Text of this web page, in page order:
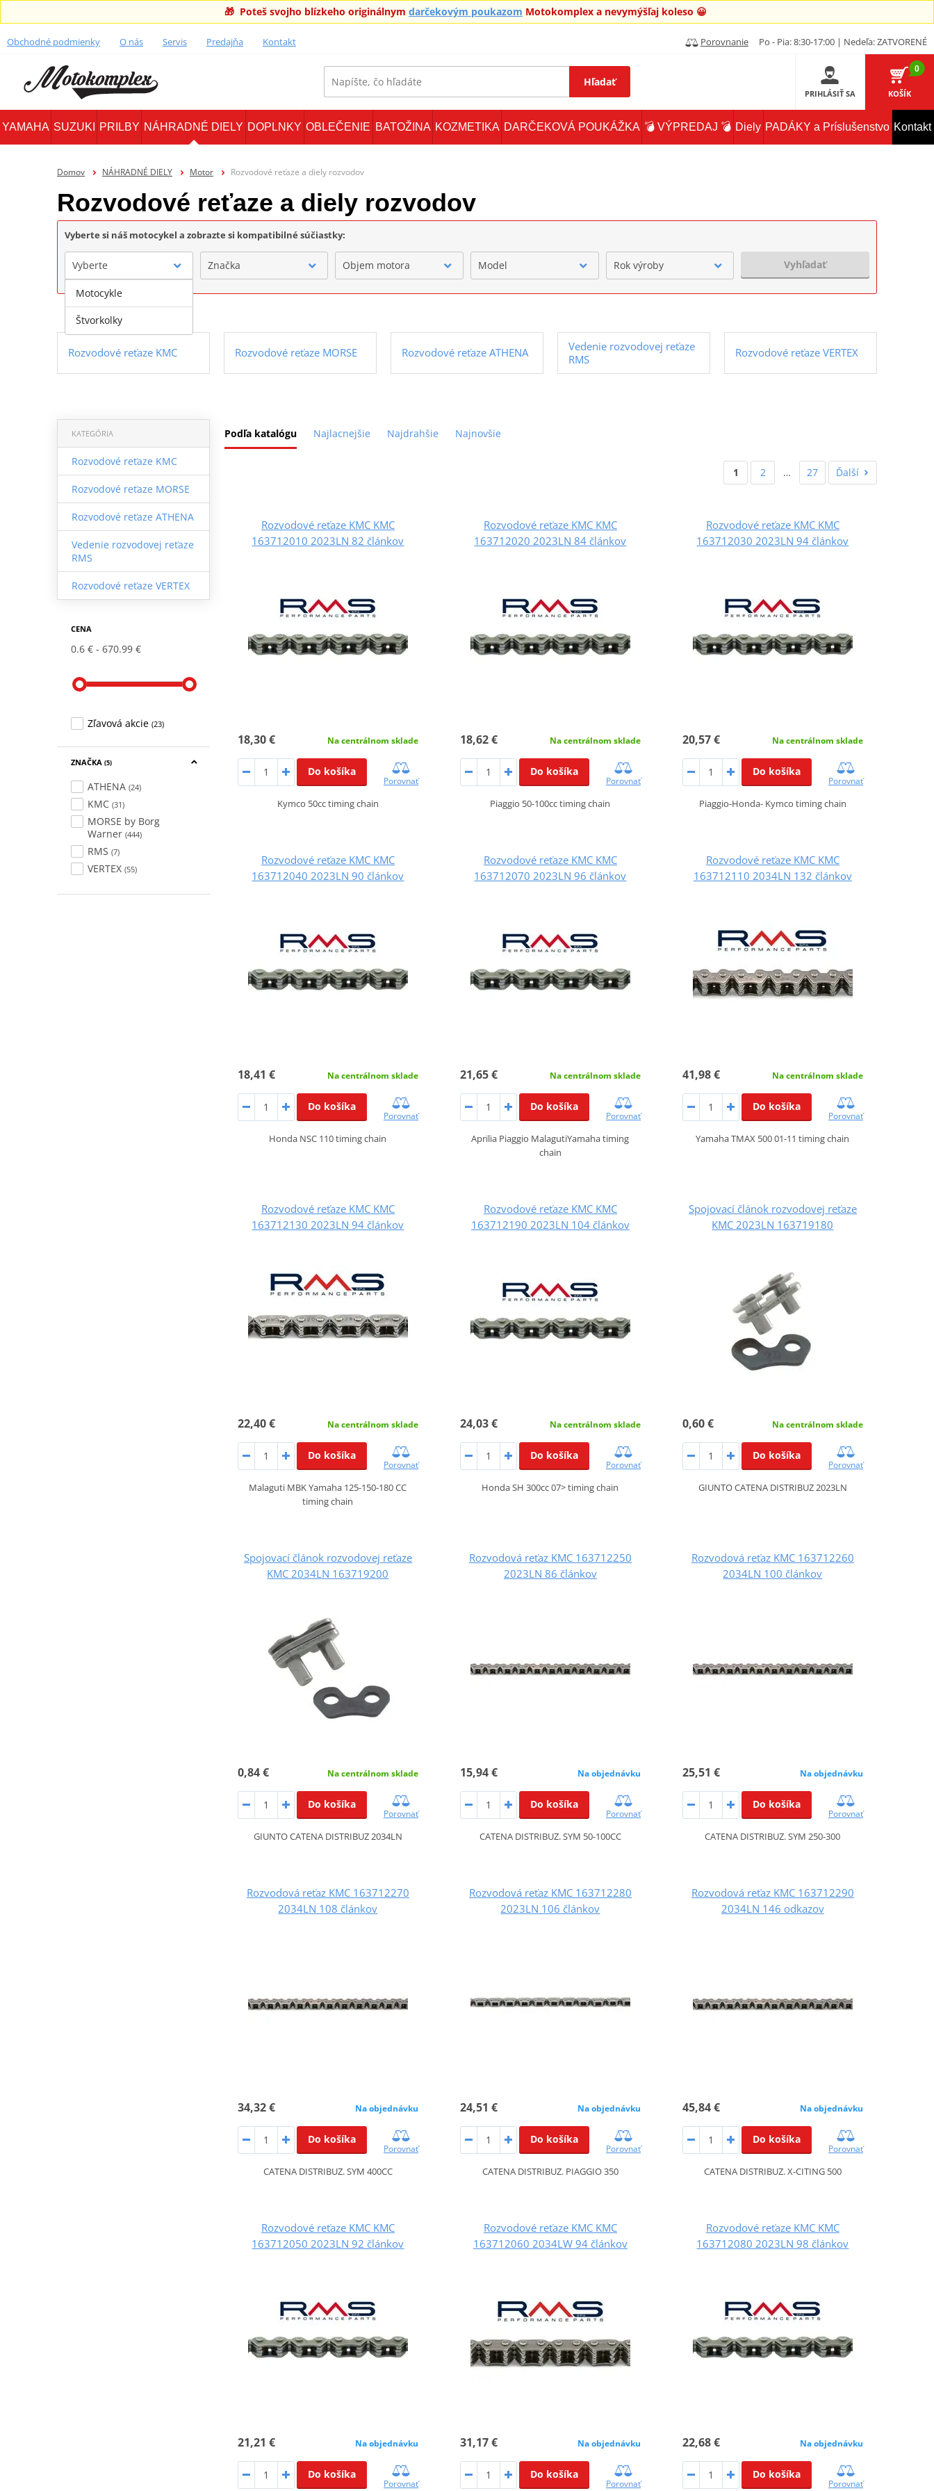
🎁 Poteš svojho blízkeho originálnym darčekovým poukazom Motokomplex a nevymýšľaj koleso 😀
Obchodné podmienky O nás Servis Predajňa Kontakt Porovnanie Po - Pia: 8:30-17:00 | Nedeľa: ZATVORENÉ
Hľadať
PRIHLÁSIŤ SA
0
KOŠÍK
YAMAHA SUZUKI PRILBY NÁHRADNÉ DIELY DOPLNKY OBLEČENIE BATOŽINA KOZMETIKA DARČEKOVÁ POUKÁŽKA 💣 VÝPREDAJ 💣 Diely PADÁKY a Príslušenstvo Kontakt
Domov NÁHRADNÉ DIELY Motor Rozvodové reťaze a diely rozvodov
Rozvodové reťaze a diely rozvodov
Vyberte si náš motocykel a zobrazte si kompatibilné súčiastky:
Vyberte Značka Objem motora Model Rok výroby Vyhľadať
Rozvodové reťaze KMC Rozvodové reťaze MORSE Rozvodové reťaze ATHENA
Vedenie rozvodovej reťaze
RMS
Rozvodové reťaze VERTEX
Podľa katalógu Najlacnejšie Najdrahšie Najnovšie
KATEGÓRIA
Rozvodové reťaze KMC
Rozvodové reťaze MORSE
Rozvodové reťaze ATHENA
Vedenie rozvodovej reťaze
RMS
Rozvodové reťaze VERTEX
CENA
0.6 € 670.99 €
Zľavová akcie (23)
ZNAČKA (5)
ATHENA (24)
KMC (31)
MORSE by Borg
Warner (444)
RMS (7)
VERTEX (55)
1 2 … 27 Ďalší
Rozvodové reťaze KMC KMC
163712010 2023LN 82 článkov
18,30 € Na centrálnom sklade
Do košíka
Porovnať
Kymco 50cc timing chain
Rozvodové reťaze KMC KMC
163712020 2023LN 84 článkov
18,62 € Na centrálnom sklade
Do košíka
Porovnať
Piaggio 50-100cc timing chain
Rozvodové reťaze KMC KMC
163712030 2023LN 94 článkov
20,57 € Na centrálnom sklade
Do košíka
Porovnať
Piaggio-Honda- Kymco timing chain
Rozvodové reťaze KMC KMC
163712040 2023LN 90 článkov
18,41 € Na centrálnom sklade
Do košíka
Porovnať
Honda NSC 110 timing chain
Rozvodové reťaze KMC KMC
163712070 2023LN 96 článkov
21,65 € Na centrálnom sklade
Do košíka
Porovnať
Aprilia Piaggio MalagutiYamaha timing
chain
Rozvodové reťaze KMC KMC
163712110 2034LN 132 článkov
41,98 € Na centrálnom sklade
Do košíka
Porovnať
Yamaha TMAX 500 01-11 timing chain
Rozvodové reťaze KMC KMC
163712130 2023LN 94 článkov
22,40 € Na centrálnom sklade
Do košíka
Porovnať
Malaguti MBK Yamaha 125-150-180 CC
timing chain
Rozvodové reťaze KMC KMC
163712190 2023LN 104 článkov
24,03 € Na centrálnom sklade
Do košíka
Porovnať
Honda SH 300cc 07> timing chain
Spojovací článok rozvodovej reťaze
KMC 2023LN 163719180
0,60 € Na centrálnom sklade
Do košíka
Porovnať
GIUNTO CATENA DISTRIBUZ 2023LN
Spojovací článok rozvodovej reťaze
KMC 2034LN 163719200
0,84 € Na centrálnom sklade
Do košíka
Porovnať
GIUNTO CATENA DISTRIBUZ 2034LN
Rozvodová reťaz KMC 163712250
2023LN 86 článkov
15,94 € Na objednávku
Do košíka
Porovnať
CATENA DISTRIBUZ. SYM 50-100CC
Rozvodová reťaz KMC 163712260
2034LN 100 článkov
25,51 € Na objednávku
Do košíka
Porovnať
CATENA DISTRIBUZ. SYM 250-300
Rozvodová reťaz KMC 163712270
2034LN 108 článkov
34,32 € Na objednávku
Do košíka
Porovnať
CATENA DISTRIBUZ. SYM 400CC
Rozvodová reťaz KMC 163712280
2023LN 106 článkov
24,51 € Na objednávku
Do košíka
Porovnať
CATENA DISTRIBUZ. PIAGGIO 350
Rozvodová reťaz KMC 163712290
2034LN 146 odkazov
45,84 € Na objednávku
Do košíka
Porovnať
CATENA DISTRIBUZ. X-CITING 500
Rozvodové reťaze KMC KMC
163712050 2023LN 92 článkov
21,21 € Na objednávku
Do košíka
Porovnať
Rozvodové reťaze KMC KMC
163712060 2034LW 94 článkov
31,17 € Na objednávku
Do košíka
Porovnať
Rozvodové reťaze KMC KMC
163712080 2023LN 98 článkov
22,68 € Na objednávku
Do košíka
Porovnať
Motocykle
Štvorkolky